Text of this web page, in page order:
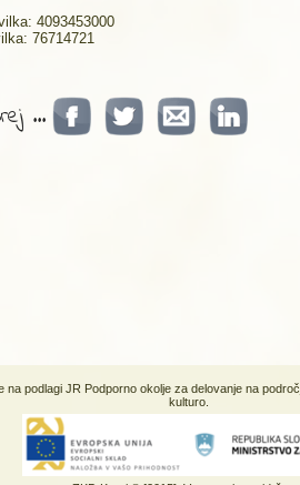
4093453000
76714721
...
podlagi JR Podporno okolje za delovanje na
kulturo.